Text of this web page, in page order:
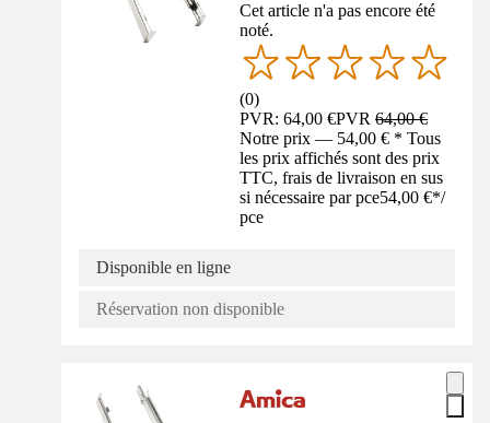
Cet article n'a pas encore été
noté.
(0)
PVR: 64,00 €PVR64,00 €
Notre prix — 54,00 € * Tous
les prix affichés sont des prix
TTC, frais de livraison en sus
si nécessaire par pce54,00 €*/
pce
Disponible en ligne
Réservation non disponible